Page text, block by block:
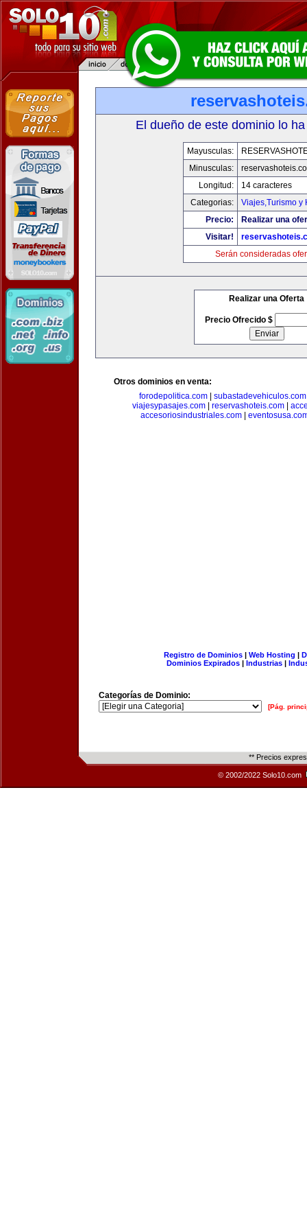
El dueño de este dominio lo
Mayusculas:
Minusculas:
Longitud:
14 caracteres
Categorias:
Viajes,Turismo y
Precio:
Realizar una
Visitar!
Serán consideradas
Realizar una Oferta
Precio Ofrecido $
Otros dominios en venta:
forodepolitica.com| subastadevehiculos.com
viajesypasajes.com
reservashoteis.com
accesoriosindustriales.com
Registro de Dominios| Web Hosting |
Dominios Expirados | Industrias |
Categorías de Dominio:
[Pág.
** Precios
© 2002/2022 Solo10.com